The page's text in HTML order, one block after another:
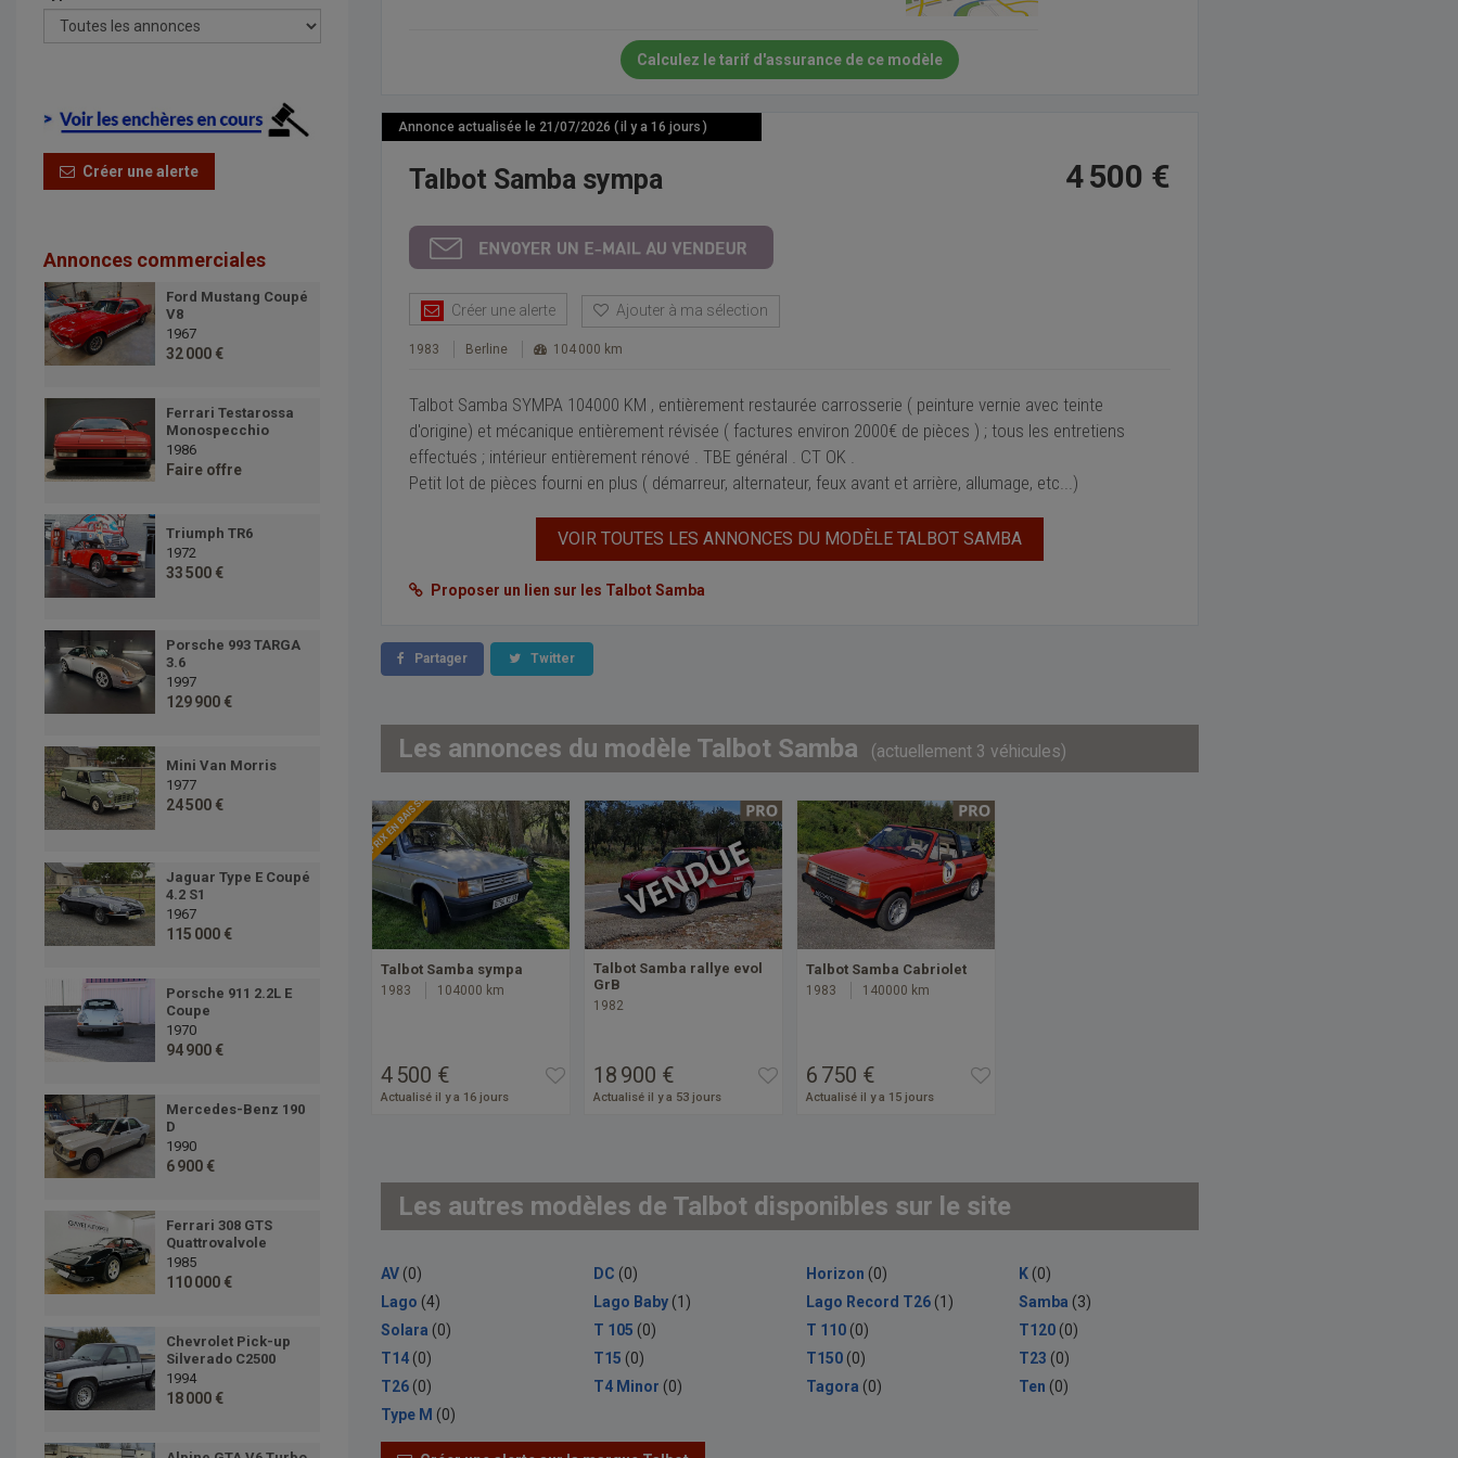
Créer une alerte
Annonces commerciales
Ford Mustang Coupé
V8
1967
32 000 €
Ferrari Testarossa
Monospecchio
1986
Faire offre
Triumph TR6
1972
33 500 €
Porsche 993 TARGA
3.6
1997
129 900 €
Mini Van Morris
1977
24 500 €
Jaguar Type E Coupé
4.2 S1
1967
115 000 €
Porsche 911 2.2L E
Coupe
1970
94 900 €
Mercedes-Benz 190
D
1990
6 900 €
Ferrari 308 GTS
Quattrovalvole
1985
110 000 €
Chevrolet Pick-up
Silverado C2500
1994
18 000 €
Calculez le tarif d'assurance de ce modèle
Annonce actualisée le 21/07/2026 ( il y a 16 jours )
Talbot Samba sympa 4 500 €
Créer une alerte Ajouter à ma sélection
1983 Berline 104 000 km
Talbot Samba SYMPA 104000 KM , entièrement restaurée carrosserie ( peinture vernie avec teinte
d'origine) et mécanique entièrement révisée ( factures environ 2000€ de pièces ) ; tous les entretiens
effectués ; intérieur entièrement rénové . TBE général . CT OK .
Petit lot de pièces fourni en plus ( démarreur, alternateur, feux avant et arrière, allumage, etc...)
VOIR TOUTES LES ANNONCES DU MODÈLE TALBOT SAMBA
Proposer un lien sur les Talbot Samba
Partager Twitter
Les annonces du modèle Talbot Samba (actuellement 3 véhicules)
PRIX EN BAISSE
Talbot Samba sympa
1983 104000 km
4 500 €
Actualisé il y a 16 jours
Talbot Samba rallye evol
GrB
1982
18 900 €
Actualisé il y a 53 jours
Talbot Samba Cabriolet
1983 140000 km
6 750 €
Actualisé il y a 15 jours
Les autres modèles de Talbot disponibles sur le site
AV (0) DC (0) Horizon (0) K (0)
Lago (4) Lago Baby (1) Lago Record T26 (1) Samba (3)
Solara (0) T 105 (0) T 110 (0) T120 (0)
T14 (0) T15 (0) T150 (0) T23 (0)
T26 (0) T4 Minor (0) Tagora (0) Ten (0)
Type M (0)